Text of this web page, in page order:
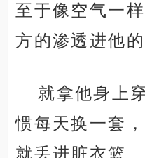
至于像空气一
方的渗透进他的
就拿他身上
惯每天换一套
就丢进脏衣篮